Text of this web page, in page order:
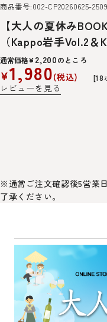
商品番号 002-CP20260625-
【大人の夏休み
（Kappo岩手Vol.2＆
通常価格¥2,200のところ
¥1,980 税込 [18
レビューを見る
※通常ご注文確認後5営業
了承ください。